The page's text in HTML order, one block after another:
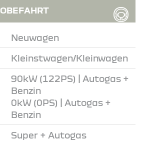
Neuwagen
Kleinstwagen/Kleinwagen
90kW (122PS) | Autogas +
Benzin
0kW (0PS) | Autogas +
Benzin
Super + Autogas